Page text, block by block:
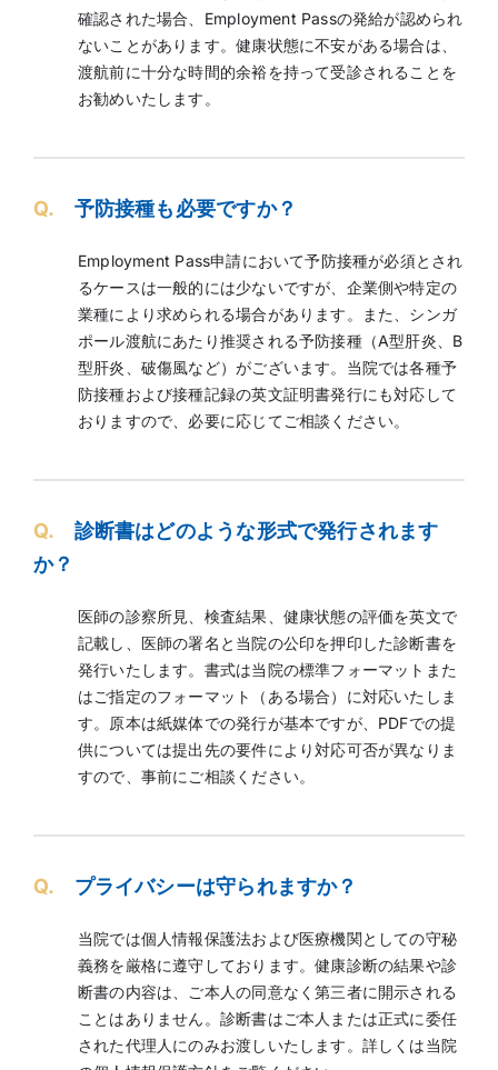
確認された場合、Employment Passの発給が認められ
ないことがあります。健康状態に不安がある場合は、
渡航前に十分な時間的余裕を持って受診されることを
お勧めいたします。
Q. 予防接種も必要ですか？
Employment Pass申請において予防接種が必須とされ
るケースは一般的には少ないですが、企業側や特定の
業種により求められる場合があります。また、シンガ
ポール渡航にあたり推奨される予防接種（A型肝炎、B
型肝炎、破傷風など）がございます。当院では各種予
防接種および接種記録の英文証明書発行にも対応して
おりますので、必要に応じてご相談ください。
Q. 診断書はどのような形式で発行されます
か？
医師の診察所見、検査結果、健康状態の評価を英文で
記載し、医師の署名と当院の公印を押印した診断書を
発行いたします。書式は当院の標準フォーマットまた
はご指定のフォーマット（ある場合）に対応いたしま
す。原本は紙媒体での発行が基本ですが、PDFでの提
供については提出先の要件により対応可否が異なりま
すので、事前にご相談ください。
Q. プライバシーは守られますか？
当院では個人情報保護法および医療機関としての守秘
義務を厳格に遵守しております。健康診断の結果や診
断書の内容は、ご本人の同意なく第三者に開示される
ことはありません。診断書はご本人または正式に委任
された代理人にのみお渡しいたします。詳しくは当院